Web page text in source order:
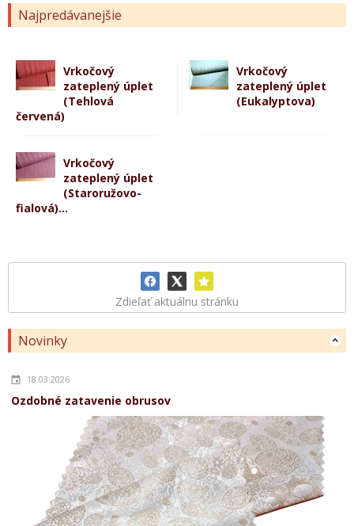
Najpredávanejšie
Vrkočový
zateplený úplet
(Tehlová
červená)
Vrkočový
zateplený úplet
(Eukalyptova)
Vrkočový
zateplený úplet
(Staroružovo-
fialová)...
Zdieľať aktuálnu stránku
Novinky
18.03.2026
Ozdobné zatavenie obrusov